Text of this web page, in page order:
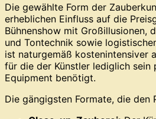
Die gewählte Form der
erheblichen Einfluss auf die
Bühnenshow mit Großillusionen,
und Tontechnik sowie
ist naturgemäß kostenintensiver
für die der Künstler lediglich sein
Equipment benötigt.
Die gängigsten Formate, die den